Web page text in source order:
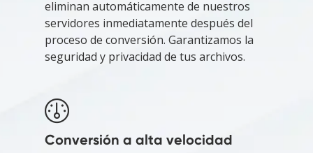
eliminan automáticamente de nuestros
servidores inmediatamente después del
proceso de conversión. Garantizamos la
seguridad y privacidad de tus archivos.
Conversión a alta velocidad